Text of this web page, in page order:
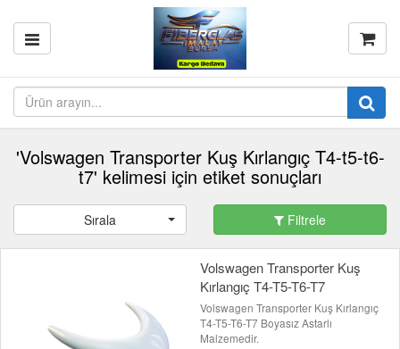
'Volswagen Transporter Kuş Kırlangıç T4-t5-t6-
t7' kelimesi için etiket sonuçları
Sırala Filtrele
Volswagen Transporter Kuş
Kırlangıç T4-T5-T6-T7
Volswagen Transporter Kuş Kırlangıç
T4-T5-T6-T7 Boyasız Astarlı
Malzemedir.